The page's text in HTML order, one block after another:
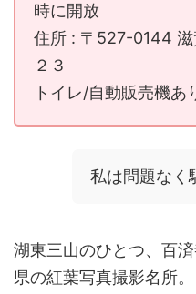
時に開放
住所 : 〒527-0144 滋
２３
トイレ/自動販売機あ
私は問題なく
湖東三山のひとつ、百
県の紅葉写真撮影名所。